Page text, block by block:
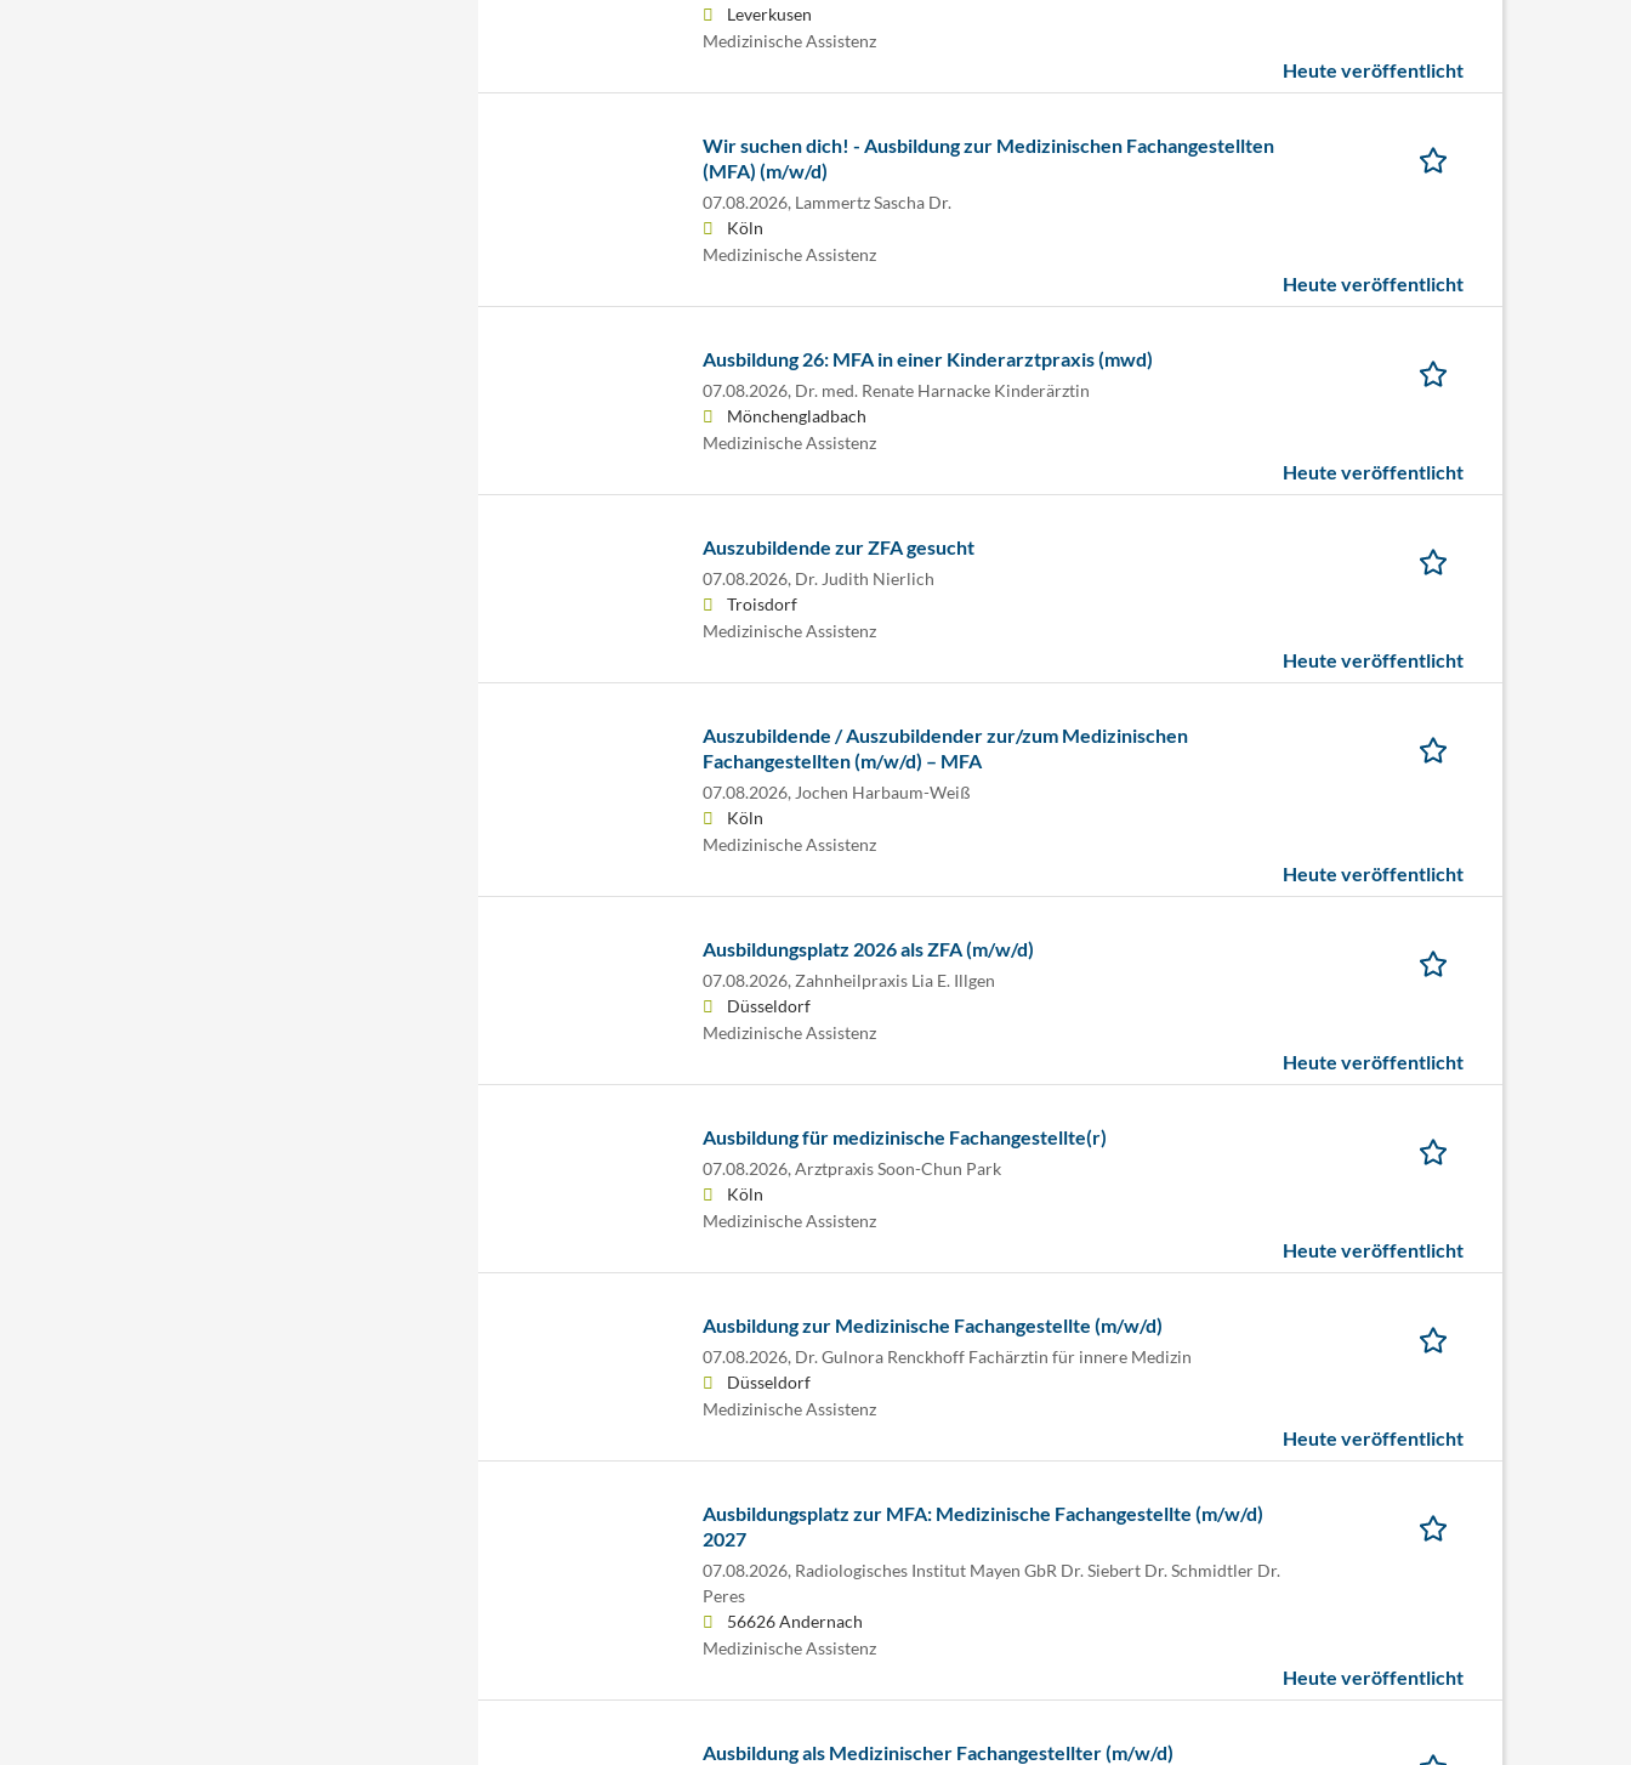
Leverkusen
Medizinische Assistenz
Heute veröffentlicht
Wir suchen dich! - Ausbildung zur Medizinischen Fachangestellten
(MFA) (m/w/d)
07.08.2026, Lammertz Sascha Dr.
Köln
Medizinische Assistenz
Heute veröffentlicht
Ausbildung 26: MFA in einer Kinderarztpraxis (mwd)
07.08.2026, Dr. med. Renate Harnacke Kinderärztin
Mönchengladbach
Medizinische Assistenz
Heute veröffentlicht
Auszubildende zur ZFA gesucht
07.08.2026, Dr. Judith Nierlich
Troisdorf
Medizinische Assistenz
Heute veröffentlicht
Auszubildende / Auszubildender zur/zum Medizinischen
Fachangestellten (m/w/d) – MFA
07.08.2026, Jochen Harbaum-Weiß
Köln
Medizinische Assistenz
Heute veröffentlicht
Ausbildungsplatz 2026 als ZFA (m/w/d)
07.08.2026, Zahnheilpraxis Lia E. Illgen
Düsseldorf
Medizinische Assistenz
Heute veröffentlicht
Ausbildung für medizinische Fachangestellte(r)
07.08.2026, Arztpraxis Soon-Chun Park
Köln
Medizinische Assistenz
Heute veröffentlicht
Ausbildung zur Medizinische Fachangestellte (m/w/d)
07.08.2026, Dr. Gulnora Renckhoff Fachärztin für innere Medizin
Düsseldorf
Medizinische Assistenz
Heute veröffentlicht
Ausbildungsplatz zur MFA: Medizinische Fachangestellte (m/w/d)
2027
07.08.2026, Radiologisches Institut Mayen GbR Dr. Siebert Dr. Schmidtler Dr.
Peres
56626 Andernach
Medizinische Assistenz
Heute veröffentlicht
Ausbildung als Medizinischer Fachangestellter (m/w/d)